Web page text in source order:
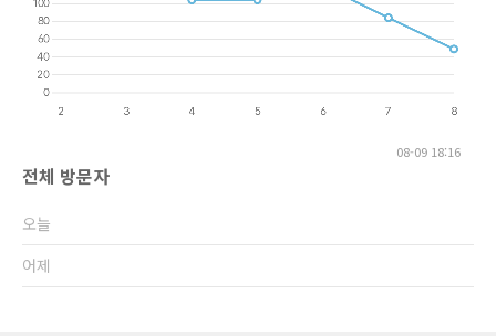
08-09 18:16
전체 방문자
오늘
어제